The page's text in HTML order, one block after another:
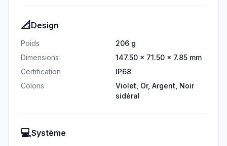
📐 Design
Poids
206 g
Dimensions
147.50 × 71.50 × 7.85 mm
Certification
IP68
Coloris
Violet, Or, Argent, Noir
sidéral
💻Système